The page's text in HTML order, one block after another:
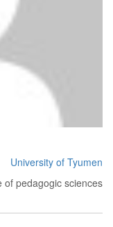
University of Tyumen
of pedagogic sciences